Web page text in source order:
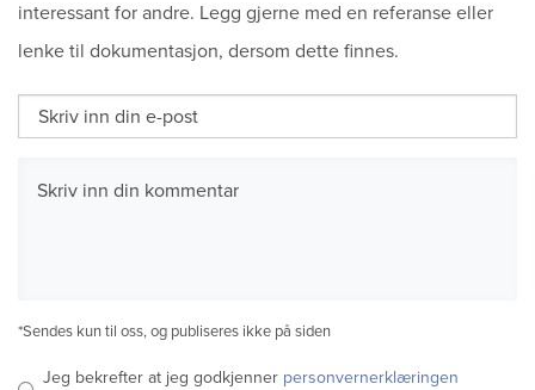
interessant for andre. Legg gjerne med en referanse eller
lenke til dokumentasjon, dersom dette finnes.
*Sendes kun til oss, og publiseres ikke på siden
Jeg bekrefter at jeg godkjenner personvernerklæringen